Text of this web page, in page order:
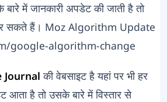
में जानकारी अपडेट की जाती है तो
सकते हैं। Moz Algorithm Update
google-algorithm-change
Journal की वेबसाइट है यहां पर भी हर
आता है तो उसके बारे में विस्तार से